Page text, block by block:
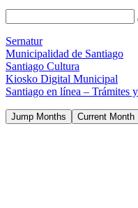
Sernatur
Municipalidad de Santiago
Santiago Cultura
Kiosko Digital Municipal
Santiago en línea – Trámites
Jump Months Current Month